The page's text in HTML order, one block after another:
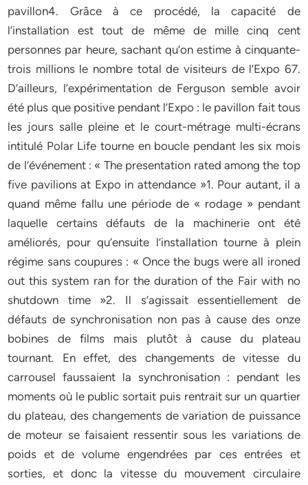
pavillon4. Grâce à ce procédé, la capacité de
l’installation est tout de même de mille cinq cent
personnes par heure, sachant qu’on estime à cinquante-
trois millions le nombre total de visiteurs de l’Expo 67.
D’ailleurs, l’expérimentation de Ferguson semble avoir
été plus que positive pendant l’Expo : le pavillon fait tous
les jours salle pleine et le court-métrage multi-écrans
intitulé Polar Life tourne en boucle pendant les six mois
de l’événement : « The presentation rated among the top
five pavilions at Expo in attendance »1. Pour autant, il a
quand même fallu une période de « rodage » pendant
laquelle certains défauts de la machinerie ont été
améliorés, pour qu’ensuite l’installation tourne à plein
régime sans coupures : « Once the bugs were all ironed
out this system ran for the duration of the Fair with no
shutdown time »2. Il s’agissait essentiellement de
défauts de synchronisation non pas à cause des onze
bobines de films mais plutôt à cause du plateau
tournant. En effet, des changements de vitesse du
carrousel faussaient la synchronisation : pendant les
moments où le public sortait puis rentrait sur un quartier
du plateau, des changements de variation de puissance
de moteur se faisaient ressentir sous les variations de
poids et de volume engendrées par ces entrées et
sorties, et donc la vitesse du mouvement circulaire